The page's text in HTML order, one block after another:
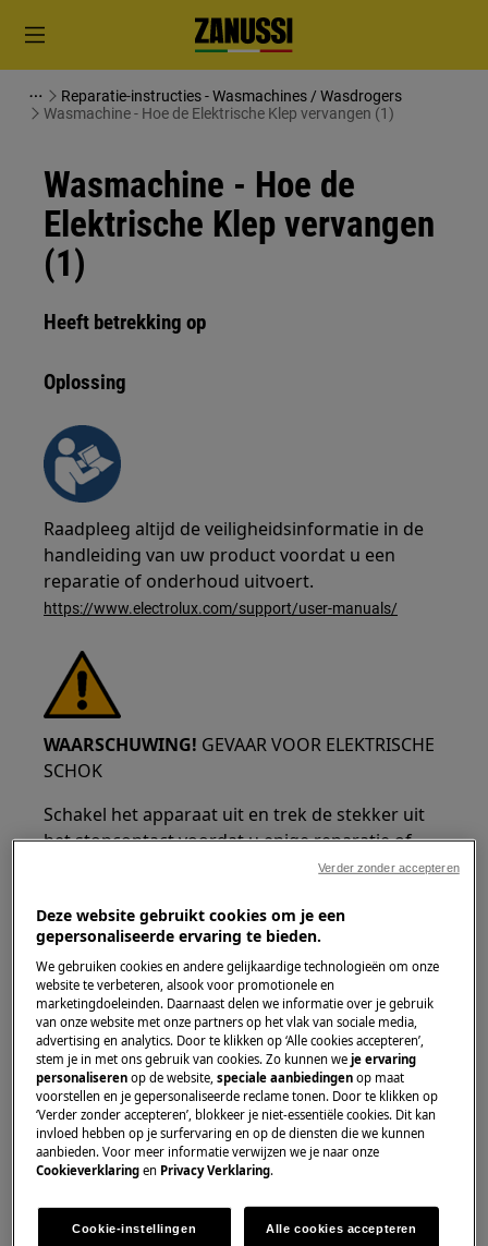
Reparatie-instructies - Wasmachines / Wasdrogers
Wasmachine - Hoe de Elektrische Klep vervangen (1)
Wasmachine - Hoe de
Elektrische Klep vervangen
(1)
Heeft betrekking op
Oplossing
Raadpleeg altijd de veiligheidsinformatie in de
handleiding van uw product voordat u een
reparatie of onderhoud uitvoert.
https://www.electrolux.com/support/user-manuals/
WAARSCHUWING! GEVAAR VOOR ELEKTRISCHE
SCHOK
Schakel het apparaat uit en trek de stekker uit
het stopcontact voordat u enige reparatie of
WAARSCHUWING!RISICO OP LETSEL
Deze website gebruikt cookies om je een
gepersonaliseerde ervaring te bieden.
We gebruiken cookies en andere gelijkaardige technologieën om onze
website te verbeteren, alsook voor promotionele en
marketingdoeleinden. Daarnaast delen we informatie over je gebruik
van onze website met onze partners op het vlak van sociale media,
advertising en analytics. Door te klikken op ‘Alle cookies accepteren’,
stem je in met ons gebruik van cookies. Zo kunnen weje ervaring
personaliseren op de website,speciale aanbiedingen op maat
voorstellen en je gepersonaliseerde reclame tonen. Door te klikken op
‘Verder zonder accepteren’, blokkeer je niet-essentiële cookies. Dit kan
invloed hebben op je surfervaring en op de diensten die we kunnen
aanbieden. Voor meer informatie verwijzen we je naar onze
Cookieverklaring en Privacy Verklaring.
Cookie-instellingen Alle cookies accepteren
Verder zonder accepteren